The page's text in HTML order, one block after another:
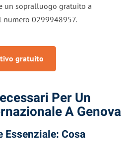
un sopralluogo gratuito a
0299948957.
gratuito
Per Un
A Genova
Essenziale: Cosa